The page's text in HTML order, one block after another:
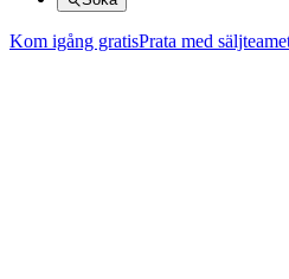
Kom igång gratisPrata med